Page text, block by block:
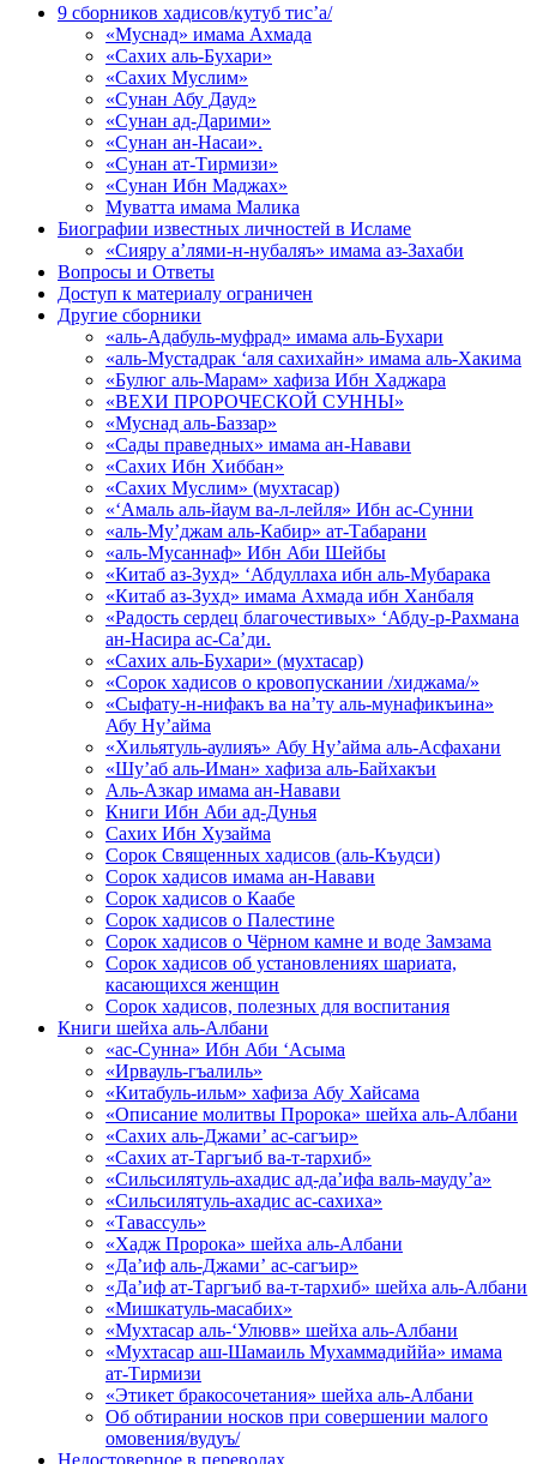
9 сборников хадисов/кутуб тис’а/
«Муснад» имама Ахмада
«Сахих аль-Бухари»
«Сахих Муслим»
«Сунан Абу Дауд»
«Сунан ад-Дарими»
«Сунан ан-Насаи».
«Сунан ат-Тирмизи»
«Сунан Ибн Маджах»
Муватта имама Малика
Биографии известных личностей в Исламе
«Сияру а’лями-н-нубаляъ» имама аз-Захаби
Вопросы и Ответы
Доступ к материалу ограничен
Другие сборники
«аль-Адабуль-муфрад» имама аль-Бухари
«аль-Мустадрак ‘аля сахихайн» имама аль-Хакима
«Булюг аль-Марам» хафиза Ибн Хаджара
«ВЕХИ ПРОРОЧЕСКОЙ СУННЫ»
«Муснад аль-Баззар»
«Сады праведных» имама ан-Навави
«Сахих Ибн Хиббан»
«Сахих Муслим» (мухтасар)
«‘Амаль аль-йаум ва-л-лейля» Ибн ас-Сунни
«аль-Му’джам аль-Кабир» ат-Табарани
«аль-Мусаннаф» Ибн Аби Шейбы
«Китаб аз-Зухд» ‘Абдуллаха ибн аль-Мубарака
«Китаб аз-Зухд» имама Ахмада ибн Ханбаля
«Радость сердец благочестивых» ‘Абду-р-Рахмана
ан-Насира ас-Са’ди.
«Сахих аль-Бухари» (мухтасар)
«Сорок хадисов о кровопускании /хиджама/»
«Сыфату-н-нифакъ ва на’ту аль-мунафикъина»
Абу Ну’айма
«Хильятуль-аулияъ» Абу Ну’айма аль-Асфахани
«Шу’аб аль-Иман» хафиза аль-Байхакъи
Аль-Азкар имама ан-Навави
Книги Ибн Аби ад-Дунья
Сахих Ибн Хузайма
Сорок Священных хадисов (аль-Къудси)
Сорок хадисов имама ан-Навави
Сорок хадисов о Каабе
Сорок хадисов о Палестине
Сорок хадисов о Чёрном камне и воде Замзама
Сорок хадисов об установлениях шариата,
касающихся женщин
Сорок хадисов, полезных для воспитания
Книги шейха аль-Албани
«ас-Сунна» Ибн Аби ‘Асыма
«Ирвауль-гъалиль»
«Китабуль-ильм» хафиза Абу Хайсама
«Описание молитвы Пророка» шейха аль-Албани
«Сахих аль-Джами’ ас-сагъир»
«Сахих ат-Таргъиб ва-т-тархиб»
«Сильсилятуль-ахадис ад-да’ифа валь-мауду’а»
«Сильсилятуль-ахадис ас-сахиха»
«Тавассуль»
«Хадж Пророка» шейха аль-Албани
«Да’иф аль-Джами’ ас-сагъир»
«Да’иф ат-Таргъиб ва-т-тархиб» шейха аль-Албани
«Мишкатуль-масабих»
«Мухтасар аль-‘Улювв» шейха аль-Албани
«Мухтасар аш-Шамаиль Мухаммадиййа» имама
ат-Тирмизи
«Этикет бракосочетания» шейха аль-Албани
Об обтирании носков при совершении малого
омовения/вудуъ/
Недостоверное в переводах